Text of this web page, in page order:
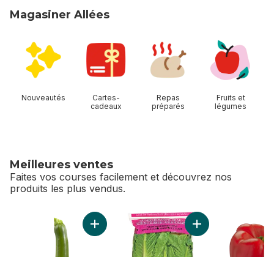
Magasiner Allées
Nouveautés
Cartes-
cadeaux
Repas
préparés
Fruits et
légumes
Meilleures ventes
Faites vos courses facilement et découvrez nos
produits les plus vendus.
sauter Meilleures ventes
Ajouter Courgette au panierAjouter Cœur de